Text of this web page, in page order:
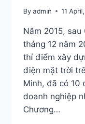
By admin 11
Năm 2015,
tháng 12 năm
thí điểm xây
điện mặt trời
Minh, đã có 10
doanh nghiệp
Chương…